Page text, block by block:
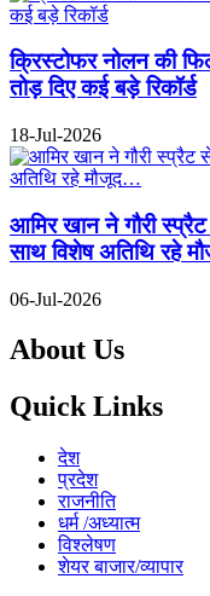
क्रिस्टोफर नोलन की
तोड़ दिए कई बड़े रिकॉर्ड
18-Jul-2026
आमिर खान ने गौरी स्प्रैट
साथ विशेष अतिथि रहे
06-Jul-2026
About Us
Quick Links
देश
प्रदेश
राजनीति
धर्म /अध्यात्म
विश्लेषण
शेयर बाजार/व्यापार